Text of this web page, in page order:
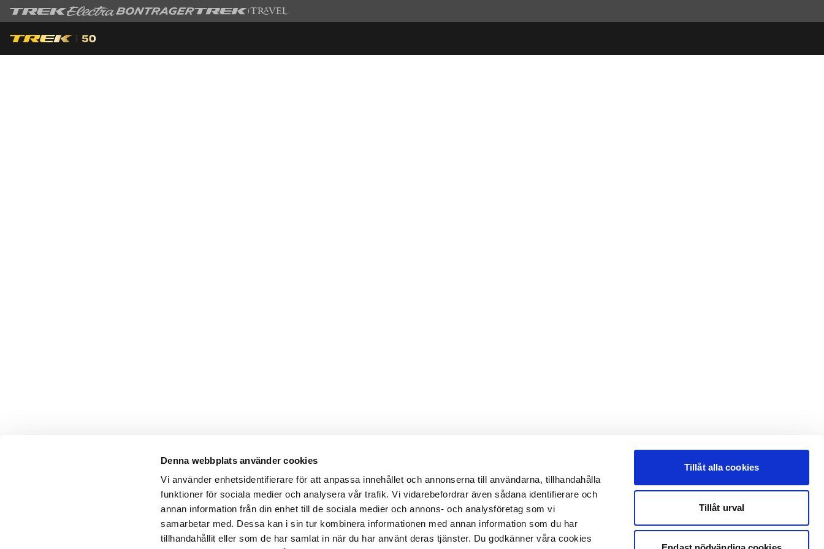
Denna webbplats använder cookies
Vi använder enhetsidentifierare för att anpassa innehållet och annonserna till användarna, tillhandahålla
funktioner för sociala medier och analysera vår trafik. Vi vidarebefordrar även sådana identifierare och
annan information från din enhet till de sociala medier och annons- och analysföretag som vi
samarbetar med. Dessa kan i sin tur kombinera informationen med annan information som du har
tillhandahållit eller som de har samlat in när du har använt deras tjänster. Du godkänner våra cookies
Tillåt alla cookies
Tillåt urval